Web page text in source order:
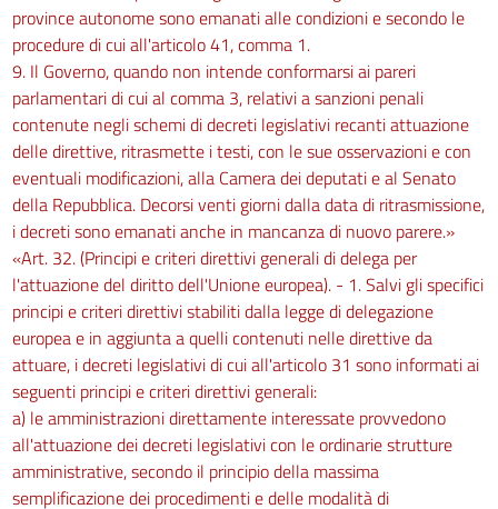
province autonome sono emanati alle condizioni e secondo le
procedure di cui all'articolo 41, comma 1.
9. Il Governo, quando non intende conformarsi ai pareri
parlamentari di cui al comma 3, relativi a sanzioni penali
contenute negli schemi di decreti legislativi recanti attuazione
delle direttive, ritrasmette i testi, con le sue osservazioni e con
eventuali modificazioni, alla Camera dei deputati e al Senato
della Repubblica. Decorsi venti giorni dalla data di ritrasmissione,
i decreti sono emanati anche in mancanza di nuovo parere.»
«Art. 32. (Principi e criteri direttivi generali di delega per
l'attuazione del diritto dell'Unione europea). - 1. Salvi gli specifici
principi e criteri direttivi stabiliti dalla legge di delegazione
europea e in aggiunta a quelli contenuti nelle direttive da
attuare, i decreti legislativi di cui all'articolo 31 sono informati ai
seguenti principi e criteri direttivi generali:
a) le amministrazioni direttamente interessate provvedono
all'attuazione dei decreti legislativi con le ordinarie strutture
amministrative, secondo il principio della massima
semplificazione dei procedimenti e delle modalità di